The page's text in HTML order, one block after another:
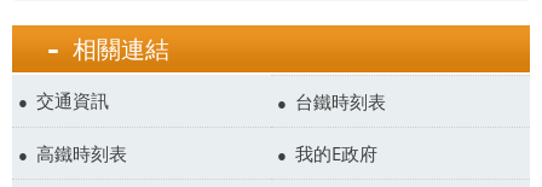
相關連結
交通資訊 台鐵時刻表
高鐵時刻表 我的E政府